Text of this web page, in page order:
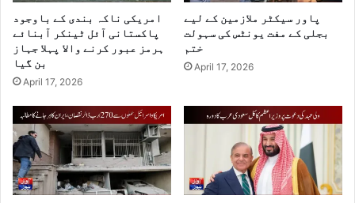
امریکی ناکہ بندی کے باوجود
پاکستانی آئل ٹینکر آبنائے
ہرمز عبور کرنے والا پہلا جہاز
بن گیا
April 17, 2026
پاور سیکٹر ملازمین کے لیے
بجلی کے مفت یونٹس کی سہولت
ختم
April 17, 2026